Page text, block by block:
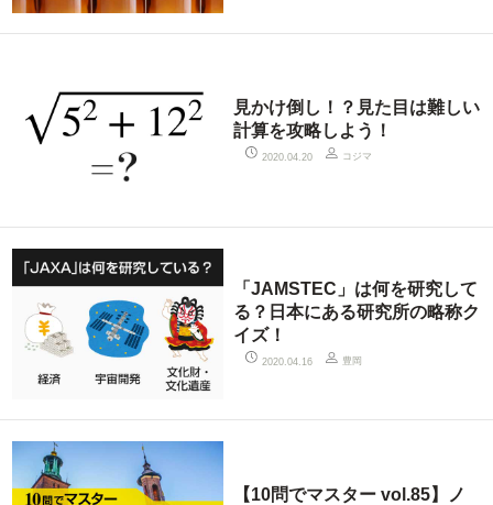
見かけ倒し！？見た目は難しい
計算を攻略しよう！
2020.04.20 コジマ
「JAMSTEC」は何を研究して
る？日本にある研究所の略称ク
イズ！
2020.04.16 豊岡
【10問でマスター vol.85】ノ